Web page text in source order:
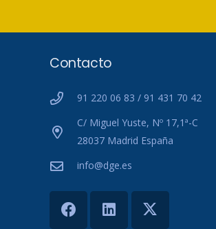
Contacto
91 220 06 83 / 91 431 70 42
C/ Miguel Yuste, Nº 17,1ª-C
28037 Madrid España
info@dge.es